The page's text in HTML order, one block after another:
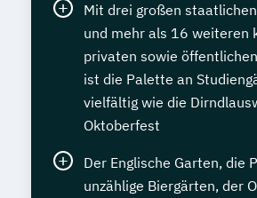
Mit drei großen
und mehr als 16 weiteren
privaten sowie
ist die Palette an
vielfältig wie die
Oktoberfest
Der Englische Garten, die
unzählige Biergärten, der